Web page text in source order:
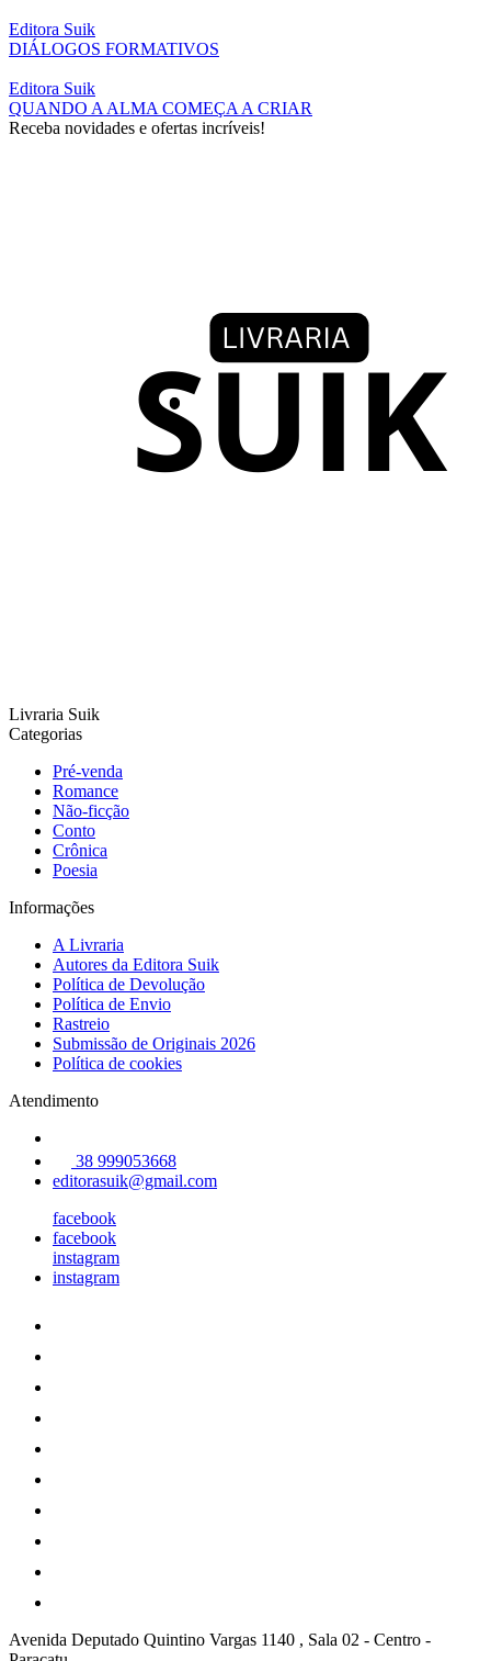
Editora Suik
DIÁLOGOS FORMATIVOS
Editora Suik
QUANDO A ALMA COMEÇA A CRIAR
Receba novidades e ofertas incríveis!
Livraria Suik
Categorias
Pré-venda
Romance
Não-ficção
Conto
Crônica
Poesia
Informações
A Livraria
Autores da Editora Suik
Política de Devolução
Política de Envio
Rastreio
Submissão de Originais 2026
Política de cookies
Atendimento
38 999053668
editorasuik@gmail.com
facebook
facebook
instagram
instagram
Avenida Deputado Quintino Vargas 1140 , Sala 02 - Centro -